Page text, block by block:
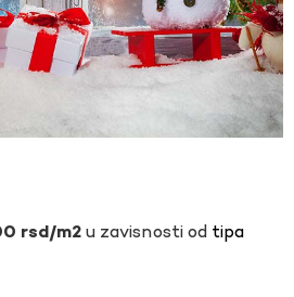
rsd u zavisnosti od tipa